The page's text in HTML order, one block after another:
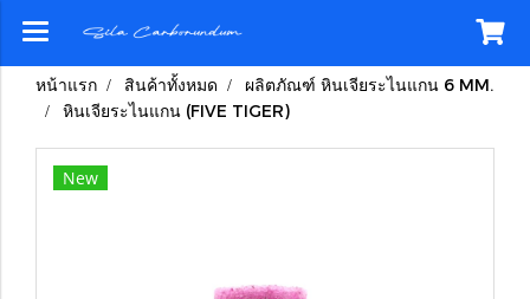
หน้าแรก สินค้าทั้งหมด
ผลิตภัณฑ์ หินเจียระไนแกน 6 MM.
หินเจียระไนแกน (FIVE TIGER)
New